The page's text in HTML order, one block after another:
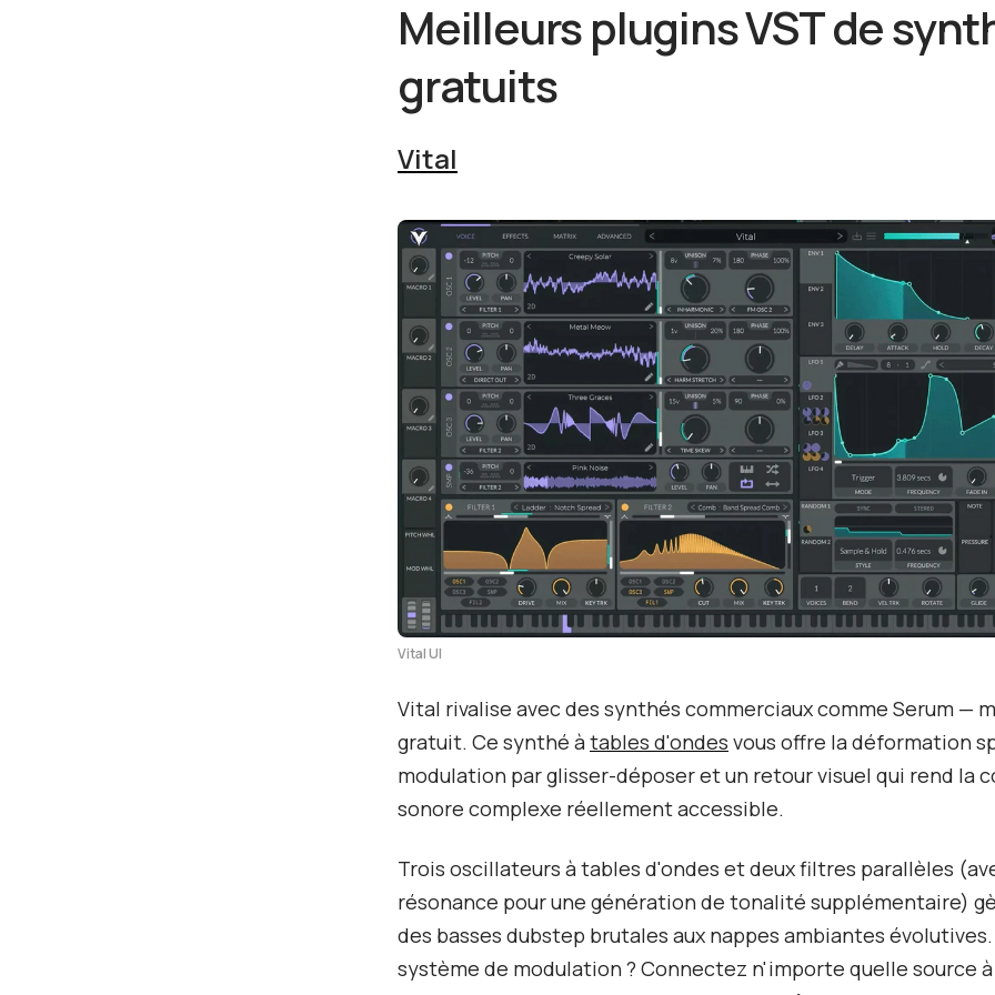
Meilleurs plugins VST de
gratuits
Vital
Vital UI
Vital rivalise avec des synthés commerciaux comme Serum —
gratuit. Ce synthé àtables d'ondes vous offre la déformation
modulation par glisser-déposer et un retour visuel qui rend la
sonore complexe réellement accessible.
Trois oscillateurs à tables d'ondes et deux filtres parallèles
résonance pour une génération de tonalité supplémentaire)
des basses dubstep brutales aux nappes ambiantes
système de modulation ? Connectez n'importe quelle source